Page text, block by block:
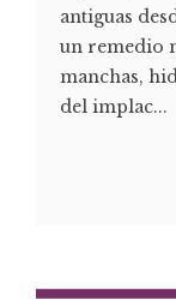
antiguas
un remedio
manchas,
del implac...